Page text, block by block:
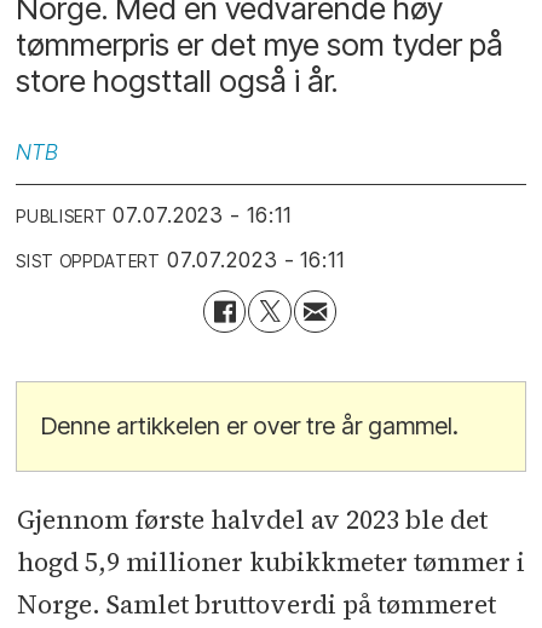
Norge. Med en vedvarende høy
tømmerpris er det mye som tyder på
store hogsttall også i år.
NTB
PUBLISERT 07.07.2023 - 16:11
SIST OPPDATERT 07.07.2023 - 16:11
Denne artikkelen er over tre år gammel.
Gjennom første halvdel av 2023 ble det
hogd 5,9 millioner kubikkmeter tømmer i
Norge. Samlet bruttoverdi på tømmeret